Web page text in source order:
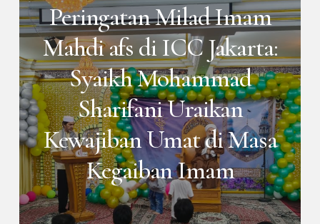
Peringatan Milad Imam
Mahdi afs di ICC Jakarta:
Syaikh Mohammad
Sharifani Uraikan
Kewajiban Umat di Masa
Kegaiban Imam